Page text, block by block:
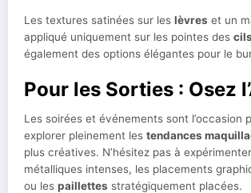
Les textures satinées sur les lèvres et un
appliqué uniquement sur les pointes des cils
également des options élégantes pour le
Pour les Sorties : Osez
Les soirées et événements sont l’occasion
explorer pleinement les tendances
plus créatives. N’hésitez pas à
métalliques intenses, les placements
ou les paillettes stratégiquement placées.